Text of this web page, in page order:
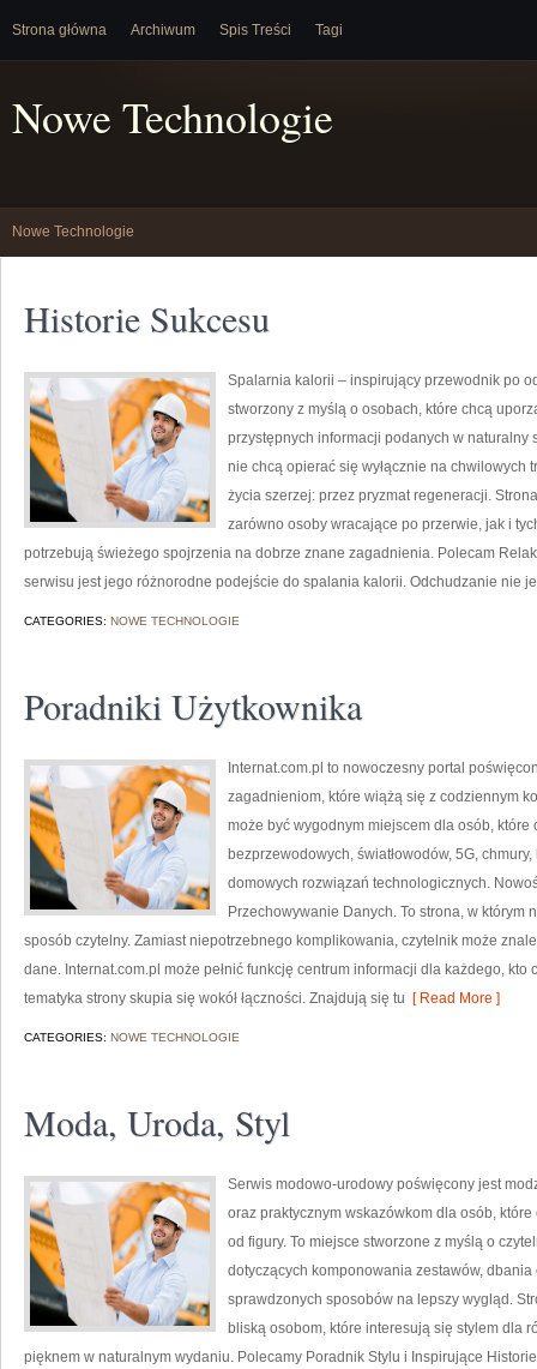
Strona główna Archiwum Spis Treści Tagi
Nowe Technologie
Nowe Technologie
Historie Sukcesu
Spalarnia kalorii – inspirujący przewodnik po
stworzony z myślą o osobach, które chcą
przystępnych informacji podanych w naturalny
nie chcą opierać się wyłącznie na chwilowych
życia szerzej: przez pryzmat regeneracji.
zarówno osoby wracające po przerwie, jak i
potrzebują świeżego spojrzenia na dobrze znane zagadnienia. Polecam
serwisu jest jego różnorodne podejście do spalania kalorii. Odchudzanie nie
CATEGORIES: NOWE TECHNOLOGIE
Poradniki Użytkownika
Internat.com.pl to nowoczesny portal
zagadnieniom, które wiążą się z codziennym
może być wygodnym miejscem dla osób,
bezprzewodowych, światłowodów, 5G,
domowych rozwiązań technologicznych.
Przechowywanie Danych. To strona, w
sposób czytelny. Zamiast niepotrzebnego komplikowania, czytelnik może
dane. Internat.com.pl może pełnić funkcję centrum informacji dla każdego, kto
tematyka strony skupia się wokół łączności. Znajdują się tu [ Read More ]
CATEGORIES: NOWE TECHNOLOGIE
Moda, Uroda, Styl
Serwis modowo-urodowy poświęcony jest
oraz praktycznym wskazówkom dla osób,
od figury. To miejsce stworzone z myślą o
dotyczących komponowania zestawów,
sprawdzonych sposobów na lepszy wygląd.
bliską osobom, które interesują się stylem dla
pięknem w naturalnym wydaniu. Polecamy Poradnik Stylu i Inspirujące